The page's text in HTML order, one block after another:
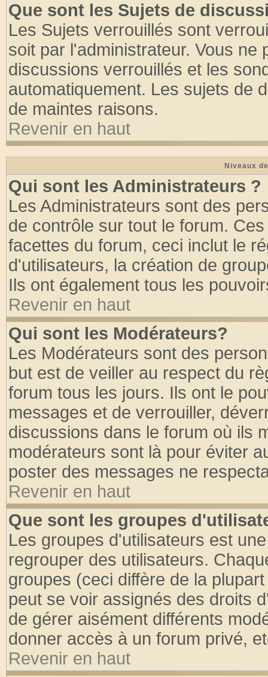
Que sont les Sujets de
Les Sujets verrouillés sont
soit par l'administrateur. Vous
discussions verrouillés et les
automatiquement. Les sujets de
de maintes raisons.
Revenir en haut
Niveaux
Qui sont les Administrateurs ?
Les Administrateurs sont des
de contrôle sur tout le forum.
facettes du forum, ceci inclut le
d'utilisateurs, la création de
Ils ont également tous les
Revenir en haut
Qui sont les Modérateurs?
Les Modérateurs sont des
but est de veiller au respect du
forum tous les jours. Ils ont le
messages et de verrouiller,
discussions dans le forum où ils
modérateurs sont là pour éviter
poster des messages ne
Revenir en haut
Que sont les groupes
Les groupes d'utilisateurs est
regrouper des utilisateurs.
groupes (ceci diffère de la
peut se voir assignés des droits
de gérer aisément différents
donner accès à un forum privé,
Revenir en haut